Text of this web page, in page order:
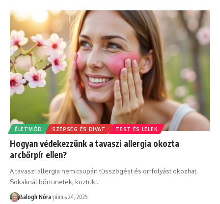
ÉLETMÓD SZÉPSÉG ÉS DIVAT TEST ÉS LÉLEK
Hogyan védekezzünk a tavaszi allergia okozta
arcbőrpír ellen?
A tavaszi allergia nem csupán tüsszögést és orrfolyást okozhat.
Sokaknál bőrtünetek, köztük…
Balogh Nóra június 24, 2025